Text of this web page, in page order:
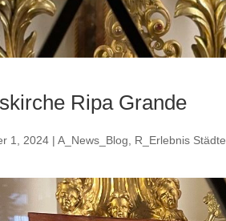
Ripa Grande
1, 2024 |A_News_Blog R_Erlebnis Städte